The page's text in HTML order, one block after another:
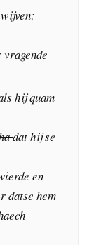
vragende
hij quam
dat hij se
en
datse hem